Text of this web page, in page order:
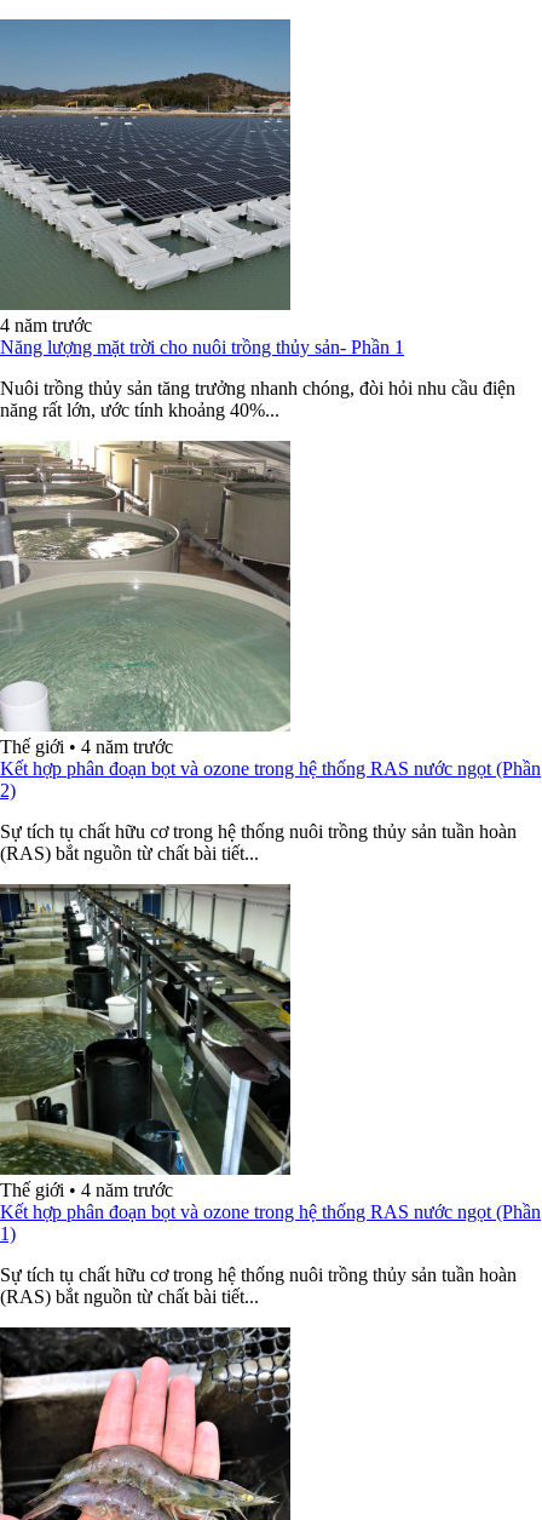
4 năm trước
Năng lượng mặt trời cho nuôi trồng thủy sản- Phần 1
Nuôi trồng thủy sản tăng trưởng nhanh chóng, đòi hỏi nhu cầu điện
năng rất lớn, ước tính khoảng 40%...
Thế giới • 4 năm trước
Kết hợp phân đoạn bọt và ozone trong hệ thống RAS nước ngọt (Phần
2)
Sự tích tụ chất hữu cơ trong hệ thống nuôi trồng thủy sản tuần hoàn
(RAS) bắt nguồn từ chất bài tiết...
Thế giới • 4 năm trước
Kết hợp phân đoạn bọt và ozone trong hệ thống RAS nước ngọt (Phần
1)
Sự tích tụ chất hữu cơ trong hệ thống nuôi trồng thủy sản tuần hoàn
(RAS) bắt nguồn từ chất bài tiết...